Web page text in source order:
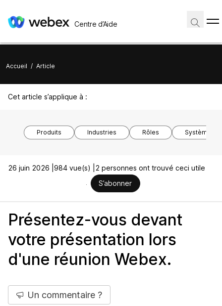
Centre d’Aide
Accueil / Article
Cet article s’applique à :
Produits Industries Rôles Système
26 juin 2026 | 984 vue(s) |
2 personnes ont trouvé ceci utile
S’abonner
Présentez-vous devant
votre présentation lors
d'une réunion Webex.
Un commentaire ?